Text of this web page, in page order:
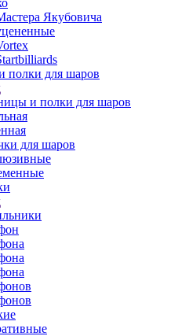
Якубовича
полки для шаров
и полки для шаров
для шаров